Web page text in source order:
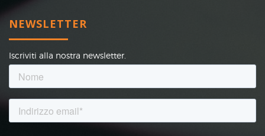
NEWSLETTER
Iscriviti alla nostra newsletter.